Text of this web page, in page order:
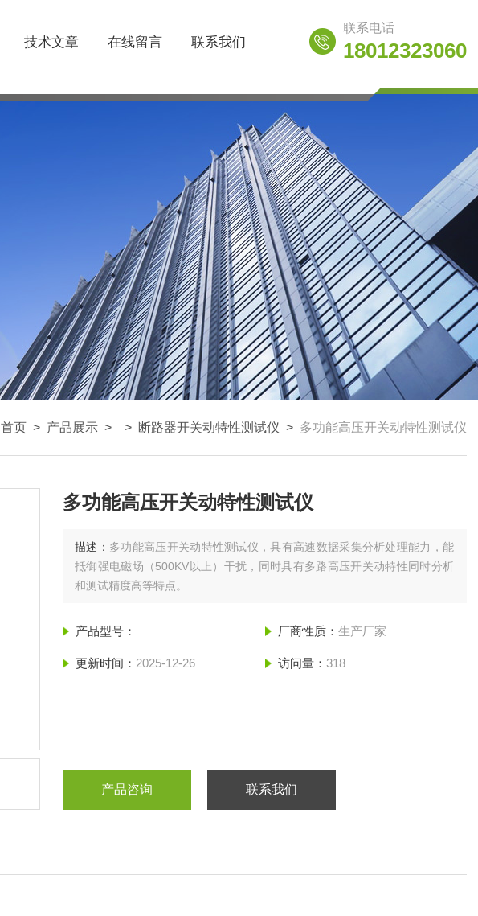
技术文章 在线留言 联系我们
联系电话
18012323060
首页 > 产品展示 > > 断路器开关动特性测试仪 > 多功能高压开关动特性测试仪
多功能高压开关动特性测试仪
描述： 多功能高压开关动特性测试仪，具有高速数据采集分析处理能力，能
抵御强电磁场（500KV以上）干扰，同时具有多路高压开关动特性同时分析
和测试精度高等特点。
产品型号： 厂商性质： 生产厂家
更新时间： 2025-12-26 访问量： 318
产品咨询 联系我们